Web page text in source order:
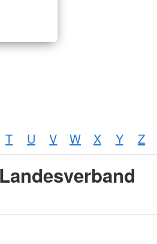
T U V W X Y Z
Landesverband